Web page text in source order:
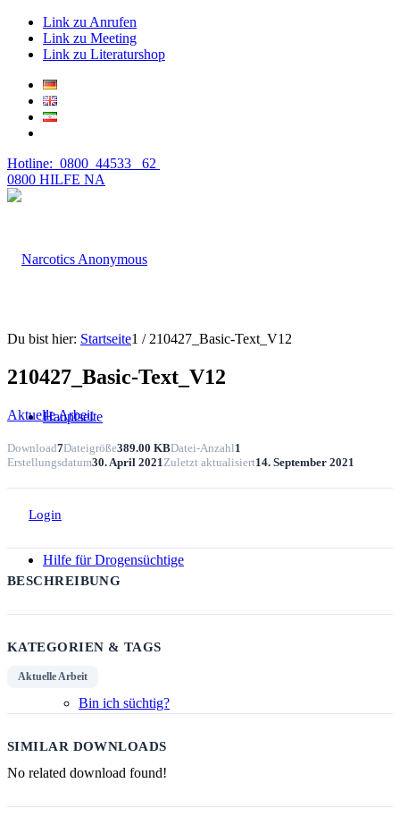
Link zu Anrufen
Link zu Meeting
Link zu Literaturshop
Hotline: 0800 44533 62
0800 HILFE NA
Hauptseite
Hilfe für Drogensüchtige
Bin ich süchtig?
Du bist hier: Startseite1 / 210427_Basic-Text_V12
210427_Basic-Text_V12
Aktuelle Arbeit
Download7Dateigröße389.00 KBDatei-Anzahl1
Erstellungsdatum30. April 2021 Zuletzt aktualisiert14. September 2021
Login
BESCHREIBUNG
KATEGORIEN & TAGS
Aktuelle Arbeit
SIMILAR DOWNLOADS
No related download found!